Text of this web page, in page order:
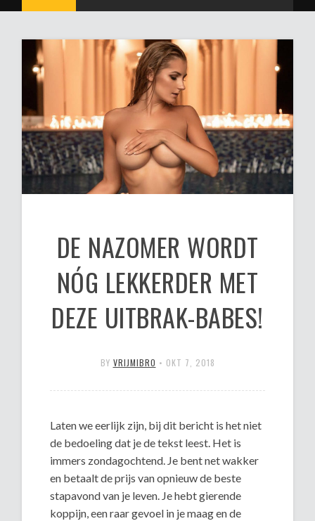
DE NAZOMER WORDT
NÓG LEKKERDER MET
DEZE UITBRAK-BABES!
BY VRIJMIBRO • OKT 7, 2018
Laten we eerlijk zijn, bij dit bericht is het niet
de bedoeling dat je de tekst leest. Het is
immers zondagochtend. Je bent net wakker
en betaalt de prijs van opnieuw de beste
stapavond van je leven. Je hebt gierende
koppijn, een raar gevoel in je maag en de